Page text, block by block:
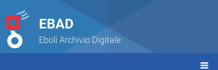
EBAD
Eboli Archivio Digitale